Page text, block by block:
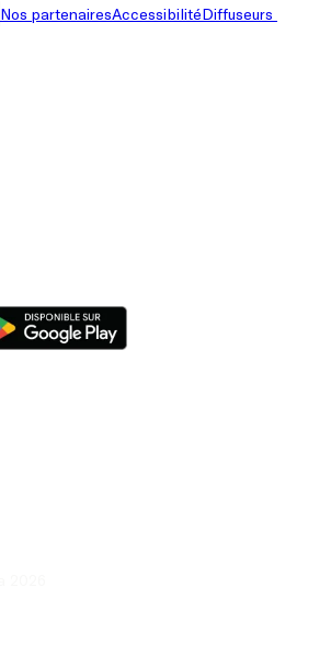
Nos partenairesAccessibilitéDiffuseurs